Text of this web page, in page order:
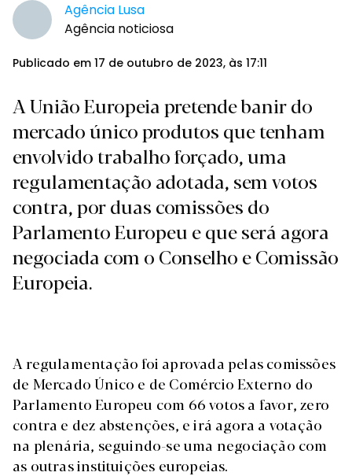
Agência Lusa
Agência noticiosa
Publicado em 17 de outubro de 2023, às 17:11
A União Europeia pretende banir do
mercado único produtos que tenham
envolvido trabalho forçado, uma
regulamentação adotada, sem votos
contra, por duas comissões do
Parlamento Europeu e que será agora
negociada com o Conselho e Comissão
Europeia.
A regulamentação foi aprovada pelas comissões
de Mercado Único e de Comércio Externo do
Parlamento Europeu com 66 votos a favor, zero
contra e dez abstenções, e irá agora a votação
na plenária, seguindo-se uma negociação com
as outras instituições europeias.